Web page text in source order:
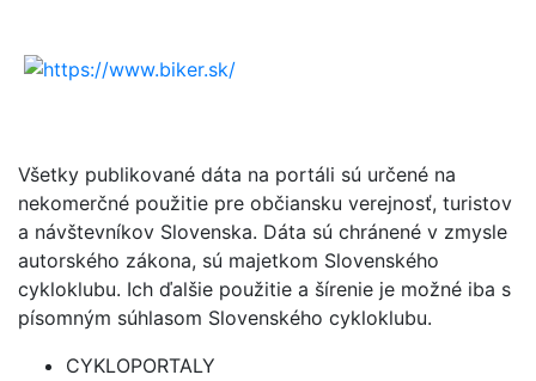
Všetky publikované dáta na portáli sú určené na
nekomerčné použitie pre občiansku verejnosť, turistov
a návštevníkov Slovenska. Dáta sú chránené v zmysle
autorského zákona, sú majetkom Slovenského
cykloklubu. Ich ďalšie použitie a šírenie je možné iba s
písomným súhlasom Slovenského cykloklubu.
CYKLOPORTALY